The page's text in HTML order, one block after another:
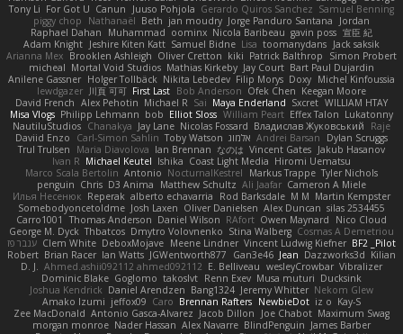
Tony Li For Got U Canun Juuso Pohjola Gerardo Quiros Sanchez Samuel Benning
piggy chop
Nathanaël Beth jan moudry Jorge Panduro Santana
Jordan
Raphael Dahan
Muhammad oominx Nicola Baribeau gavin poss 宣臣 紀
Adam Knight Jeshire Kiten Katt Samuel Bidne Lisa toomanydans Jack saksik
Arianna Mex Brooklen Ashleigh Oliver Cretton kiki Patrick Balthrop
Simon Probert
micheal Mortal Void Studios Mathias Kirkeby Jay Court Bart Paul Dujardin
Anilene Gassner Holger Tollbäck Nikita Lebedev Filip Morys Doxy Michel Kinfoussia
lewdgazer 川頁 可可 First Last Bob Anderson Ofek Chen Keegan Moore
David French Alex Pehotin Michael R Sai Maya Enderland Sxcret WILLIAM HTAY
Misa Vlogs Philipp Lehmann bob Elliot Sloss William Peart Effex Talon Lukatonny
NautiluStudios Chanakya Jay Lane Nicolas Fossard Владислав Жуковський
Raje
Daviid Enzo
Carl-Simon Sahlin Toby Watson אלמוג Andrei Barsan
Dylan Scruggs
Trul Trulsen
Maria Diavolova Ian Brennan なのは Vincent Gates Jakub Hasanov
Ivan R Michael Keutel Ishika Coast Light Media Hiromi Uematsu
Marco Scala Bertolin Antonio NocturnalKestrel Markus Trappe Tyler Nichols
penguin Chris D3 Anima Matthew Schultz Ali Jaafar Cameron A Miele
Илья Несенюк Reperak alberto echavarria Rod Barksdale M M Martin Kempster
Somebodyoncetoldme Josh Laxen Oliver Danielsen Alex Duncan silas 2534455
Carro1001
Thomas Anderson Daniel Wilson RAfort Owen Maynard
Nico Cloud
George M. Dyck Thbatcos Dmytro Volovnenko Stina Walberg Cosmas A Demetriou
ענבר פז Clem White DeboxMojave Meene Lindner Vincent Ludwig Kiefner BF2 _Pilot
Robert Brian Racer Ian Watts JGWentworth877 Gan3e46 Jean Dazzworks3d Kilian
D. J. Ahmed.ashii092112 ahmed092112 E. Belliveau wesleyCrowbar Vibralizer
Dominic Blake Goglomo takoslvt Renn Exev Musa muturi Ducksink
Joshua Kendrick Daniel Arendzen Bang1324 Jeremy Whitter Nekom Glew
Amako Izumi jeffox09 Caro Brennan Rafters NewbieDot iz o Kay-S
Zee MacDonald Antonio Gasca-Alvarez Jacob Dillon Joe Chabot Maximum Swag
morgan monroe Nader Hassan Alex Navarre BlindPenguin James Barber